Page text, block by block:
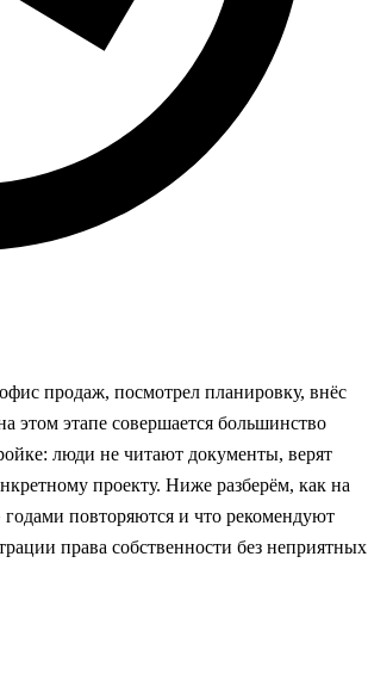
продаж, посмотрел планировку, внёс
этом этапе совершается большинство
люди не читают документы, верят
проекту. Ниже разберём, как на
годами повторяются и что рекомендуют
права собственности без неприятных